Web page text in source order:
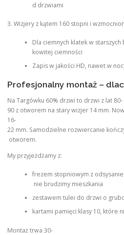
d drzwiami
3. Wizjery z kątem 160 stopni i
Dla ciemnych klatek w
kowitej ciemności
Zapis w jakości HD, nawet w
Profesjonalny montaż –
Na Targówku 60% drzwi to drzwi z lat 80-
90 z otworem na stary wizjer 14 mm.
16-
22 mm. Samodzielne rozwiercanie
otworem.
My przyjeżdżamy z:
frezem stopniowym z
nie brudzimy mieszkania
zestawem tulei do drzwi o
kartami pamięci klasy 10, które
Montaż trwa 30-